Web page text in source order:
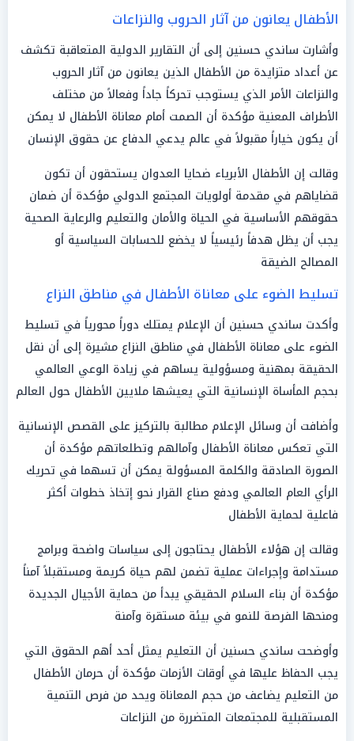
الأطفال يعانون من آثار الحروب والنزاعات
وأشارت ساندي حسنين إلى أن التقارير الدولية المتعاقبة تكشف
عن أعداد متزايدة من الأطفال الذين يعانون من آثار الحروب
والنزاعات الأمر الذي يستوجب تحركاً جاداً وفعالاً من مختلف
الأطراف المعنية مؤكدة أن الصمت أمام معاناة الأطفال لا يمكن
أن يكون خياراً مقبولاً في عالم يدعي الدفاع عن حقوق الإنسان
وقالت إن الأطفال الأبرياء ضحايا العدوان يستحقون أن تكون
قضاياهم في مقدمة أولويات المجتمع الدولي مؤكدة أن ضمان
حقوقهم الأساسية في الحياة والأمان والتعليم والرعاية الصحية
يجب أن يظل هدفاً رئيسياً لا يخضع للحسابات السياسية أو
المصالح الضيقة
تسليط الضوء على معاناة الأطفال في مناطق النزاع
وأكدت ساندي حسنين أن الإعلام يمتلك دوراً محورياً في تسليط
الضوء على معاناة الأطفال في مناطق النزاع مشيرة إلى أن نقل
الحقيقة بمهنية ومسؤولية يساهم في زيادة الوعي العالمي
بحجم المأساة الإنسانية التي يعيشها ملايين الأطفال حول العالم
وأضافت أن وسائل الإعلام مطالبة بالتركيز على القصص الإنسانية
التي تعكس معاناة الأطفال وآمالهم وتطلعاتهم مؤكدة أن
الصورة الصادقة والكلمة المسؤولة يمكن أن تسهما في تحريك
الرأي العام العالمي ودفع صناع القرار نحو إتخاذ خطوات أكثر
فاعلية لحماية الأطفال
وقالت إن هؤلاء الأطفال يحتاجون إلى سياسات واضحة وبرامج
مستدامة وإجراءات عملية تضمن لهم حياة كريمة ومستقبلاً آمناً
مؤكدة أن بناء السلام الحقيقي يبدأ من حماية الأجيال الجديدة
ومنحها الفرصة للنمو في بيئة مستقرة وآمنة
وأوضحت ساندي حسنين أن التعليم يمثل أحد أهم الحقوق التي
يجب الحفاظ عليها في أوقات الأزمات مؤكدة أن حرمان الأطفال
من التعليم يضاعف من حجم المعاناة ويحد من فرص التنمية
المستقبلية للمجتمعات المتضررة من النزاعات